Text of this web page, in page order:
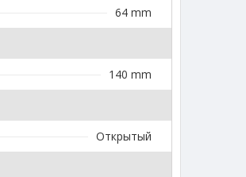
64 mm
140 mm
Открытый